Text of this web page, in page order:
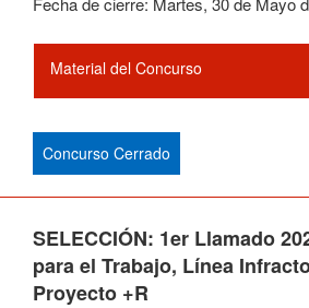
Material del Concurso
Concurso Cerrado
SELECCIÓN: 1er Llamado
para el Trabajo, Línea
Proyecto +R